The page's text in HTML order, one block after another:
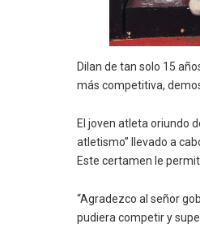
Dilan de tan solo 15
más competitiva,
El joven atleta oriundo
atletismo” llevado a
Este certamen le
“Agradezco al señor
pudiera competir y